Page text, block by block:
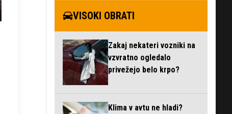
VISOKI OBRATI
Zakaj nekateri vozniki na
vzvratno ogledalo
privežejo belo krpo?
Klima v avtu ne hladi?